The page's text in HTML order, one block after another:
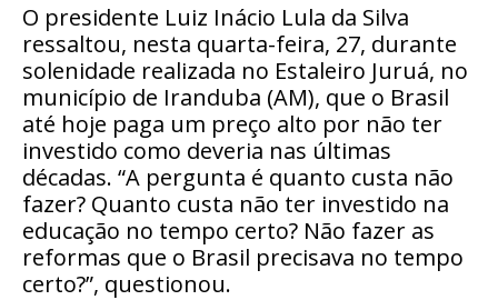
O presidente Luiz Inácio Lula da Silva
ressaltou, nesta quarta-feira, 27, durante
solenidade realizada no Estaleiro Juruá, no
município de Iranduba (AM), que o Brasil
até hoje paga um preço alto por não ter
investido como deveria nas últimas
décadas. “A pergunta é quanto custa não
fazer? Quanto custa não ter investido na
educação no tempo certo? Não fazer as
reformas que o Brasil precisava no tempo
certo?”, questionou.